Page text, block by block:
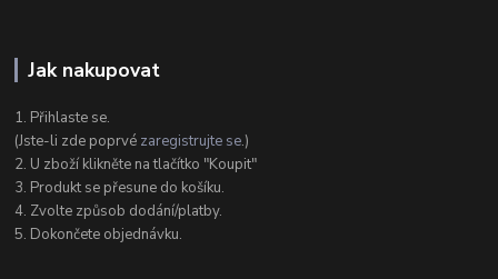
Jak nakupovat
1. Přihlaste se.
(Jste-li zde poprvé zaregistrujte se.)
2. U zboží klikněte na tlačítko "Koupit"
3. Produkt se přesune do košíku.
4. Zvolte způsob dodání/platby.
5. Dokončete objednávku.